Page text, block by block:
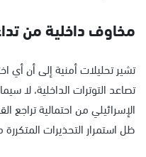
مخاوف داخلية من
تشير تحليلات أمنية إلى أن أي
تصاعد التوترات الداخلية، لا
الإسرائيلي من احتمالية
ظل استمرار التحذيرات